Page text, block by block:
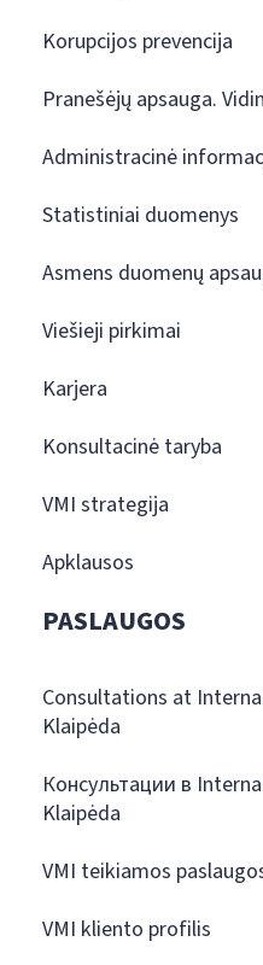
Korupcijos prevencija
Pranešėjų apsauga.
Administracinė
Statistiniai duomenys
Asmens duomenų
Viešieji pirkimai
Karjera
Konsultacinė taryba
VMI strategija
Apklausos
PASLAUGOS
Consultations at
Klaipėda
Консультации в
Klaipėda
VMI teikiamos
VMI kliento profilis